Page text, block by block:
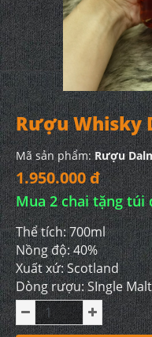
Rượu Whisky
Mã sản phẩm:Rượu
1.950.000 đ
Mua 2 chai tặng túi
Thể tích: 700ml
Nồng độ: 40%
Xuất xứ: Scotland
Dòng rượu: SIngle Malt